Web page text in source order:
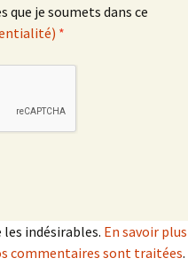
que je soumets dans ce
*
indésirables. En savoir plus
commentaires sont traitées.